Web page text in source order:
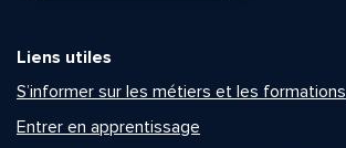
Liens utiles
S’informer sur les métiers et les formations
Entrer en apprentissage